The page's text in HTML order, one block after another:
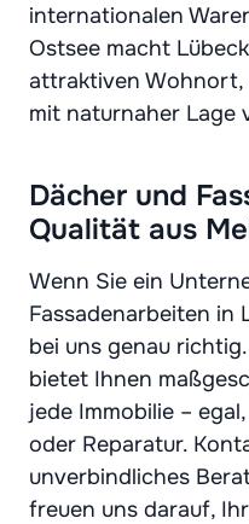
internationalen
Ostsee macht
attraktiven Wohnort,
mit naturnaher Lage
Dächer und
Qualität aus
Wenn Sie ein
Fassadenarbeiten in
bei uns genau
bietet Ihnen
jede Immobilie –
oder Reparatur.
unverbindliches
freuen uns darauf,